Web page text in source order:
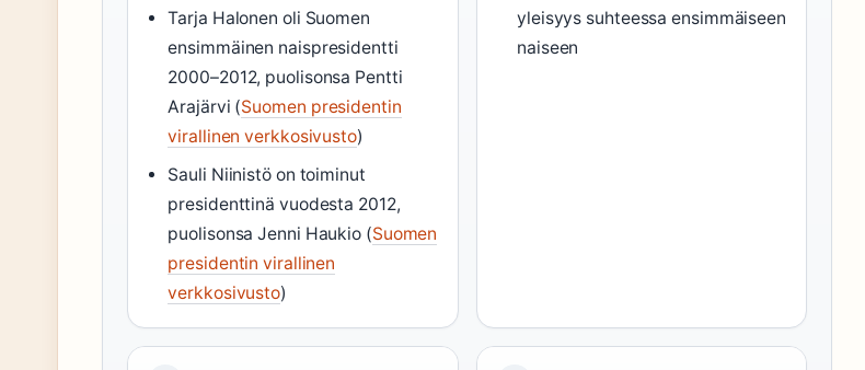
Tarja Halonen oli Suomen
ensimmäinen naispresidentti
2000–2012, puolisonsa Pentti
Arajärvi (Suomen presidentin
virallinen verkkosivusto)
Sauli Niinistö on toiminut
presidenttinä vuodesta 2012,
puolisonsa Jenni Haukio (Suomen
presidentin virallinen
verkkosivusto)
yleisyys suhteessa ensimmäiseen
naiseen